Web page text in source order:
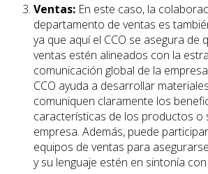
Ventas: En este caso, la
departamento de ventas es
ya que aquí el CCO se asegura de
ventas estén alineados con la
comunicación global de la
CCO ayuda a desarrollar
comuniquen claramente los
características de los productos o
empresa. Además, puede
equipos de ventas para
y su lenguaje estén en sintonía